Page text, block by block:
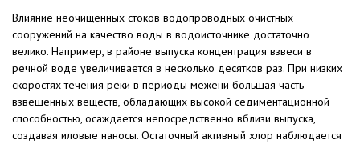
Влияние неочищенных стоков водопроводных очистных
сооружений на качество воды в водоисточнике достаточно
велико. Например, в районе выпуска концентрация взвеси в
речной воде увеличивается в несколько десятков раз. При низких
скоростях течения реки в периоды межени большая часть
взвешенных веществ, обладающих высокой седиментационной
способностью, осаждается непосредственно вблизи выпуска,
создавая иловые наносы. Остаточный активный хлор наблюдается